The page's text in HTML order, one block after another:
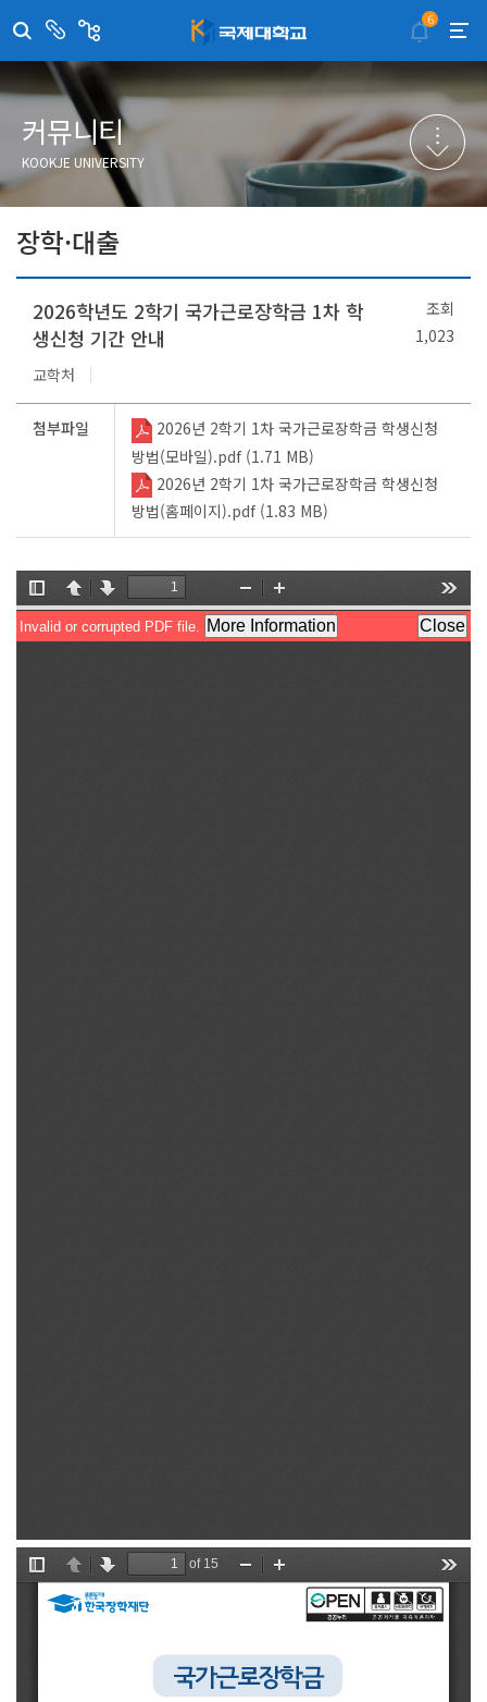
센
부
서
취·창업지원센터
국제대학교 입학안내
학술정보원
국제교류센터
산학협력단
평생교육원
교수학습지원센터
트
이메일무단수집거부
무선인터넷이용안내
포탈사이트
증명발급사이트
국제무인항공
6
커뮤니티
KOOKJE UNIVERSITY
장학·대출
2026학년도 2학기 국가근로장학금 1차 학
생신청 기간 안내
조회
1,023
교학처
첨부파일
2026년 2학기 1차 국가근로장학금 학생신청
방법(모바일).pdf (1.71 MB)
2026년 2학기 1차 국가근로장학금 학생신청
방법(홈페이지).pdf (1.83 MB)